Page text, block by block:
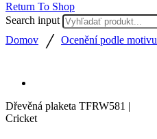
Return To Shop
Search input
Domov / Ocenění podle motivu
Dřevěná plaketa TFRW581 |
Cricket